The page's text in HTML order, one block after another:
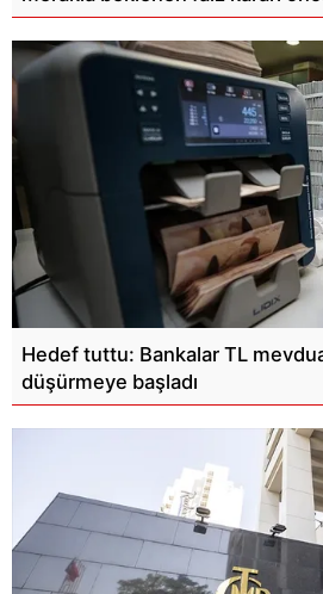
Hedef tuttu: Bankalar TL
düşürmeye başladı